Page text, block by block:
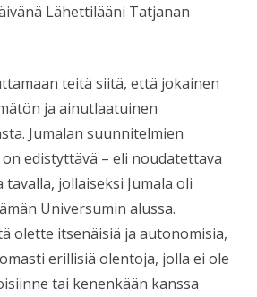
Lähettilääni Tatjanan
teitä siitä, että jokainen
ja ainutlaatuinen
Jumalan suunnitelmien
edistyttävä – eli noudatettava
jollaiseksi Jumala oli
Universumin alussa.
olette itsenäisiä ja autonomisia,
erillisiä olentoja, jolla ei ole
tai kenenkään kanssa